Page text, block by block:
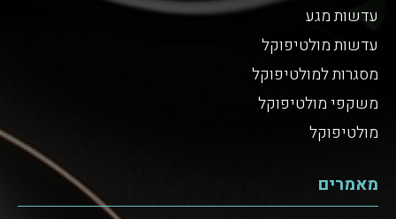
עדשות מגע
עדשות מולטיפוקל
מסגרות למולטיפוקל
משקפי מולטיפוקל
מולטיפוקל
מאמרים